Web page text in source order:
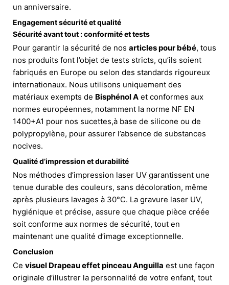
un anniversaire.
Engagement sécurité et qualité
Sécurité avant tout : conformité et tests
Pour garantir la sécurité de nos articles pour bébé, tous
nos produits font l’objet de tests stricts, qu’ils soient
fabriqués en Europe ou selon des standards rigoureux
internationaux. Nous utilisons uniquement des
matériaux exempts de Bisphénol A et conformes aux
normes européennes, notamment la norme NF EN
1400+A1 pour nos sucettes,à base de silicone ou de
polypropylène, pour assurer l’absence de substances
nocives.
Qualité d’impression et durabilité
Nos méthodes d’impression laser UV garantissent une
tenue durable des couleurs, sans décoloration, même
après plusieurs lavages à 30°C. La gravure laser UV,
hygiénique et précise, assure que chaque pièce créée
soit conforme aux normes de sécurité, tout en
maintenant une qualité d’image exceptionnelle.
Conclusion
Ce visuel Drapeau effet pinceau Anguilla est une façon
originale d’illustrer la personnalité de votre enfant, tout